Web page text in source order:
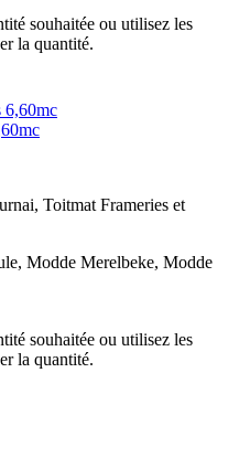
souhaitée ou utilisez les
la quantité.
, Toitmat Frameries et
, Modde Merelbeke, Modde
souhaitée ou utilisez les
la quantité.